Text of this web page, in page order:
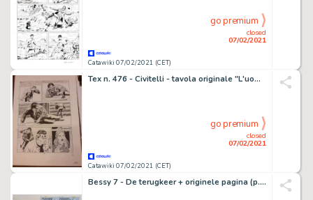
Catawiki 07/02/2021 (CET)
closed
07/02/2021
go premium
Tex n. 476 - Civitelli - tavola originale "L'uomo venuto dal fiume" - Loose page - (2003)
Catawiki 07/02/2021 (CET)
closed
07/02/2021
go premium
Bessy 7 - De terugkeer + originele pagina (p.13) - Softcover - First edition - (2009)